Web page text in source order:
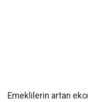
Emeklilerin artan